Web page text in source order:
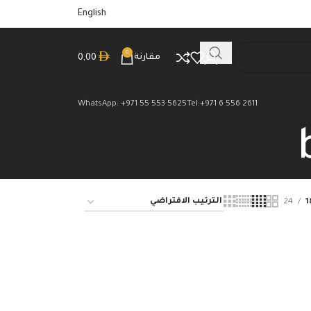
English
مقارنة
0
0,00
Tel:+971 6 556 2611
WhatsApp: +971 55 553 5625
24